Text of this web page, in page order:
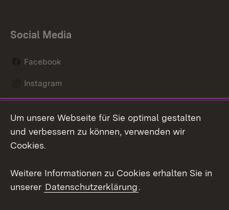
Social Media
Facebook
Instagram
Mastodon
Youtube
Kontakt
Datenschutz
Um unsere Webseite für Sie optimal gestalten
und verbessern zu können, verwenden wir
Cookies.
Weitere Informationen zu Cookies erhalten Sie in
unserer Datenschutzerklärung.